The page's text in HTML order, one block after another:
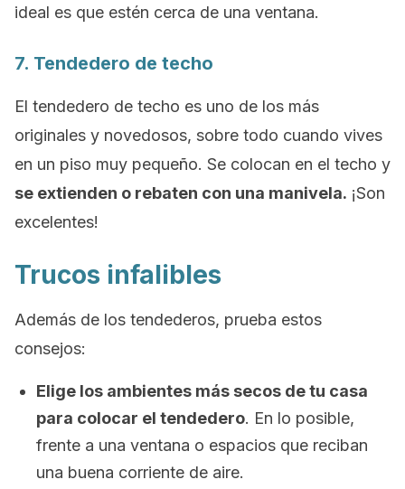
ideal es que estén cerca de una ventana.
7. Tendedero de techo
El tendedero de techo es uno de los más
originales y novedosos, sobre todo cuando vives
en un piso muy pequeño. Se colocan en el techo y
se extienden o rebaten con una manivela. ¡Son
excelentes!
Trucos infalibles
Además de los tendederos, prueba estos
consejos:
Elige los ambientes más secos de tu casa
para colocar el tendedero. En lo posible,
frente a una ventana o espacios que reciban
una buena corriente de aire.